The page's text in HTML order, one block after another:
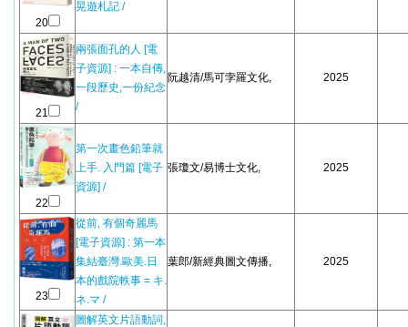
20
晃遊札記 /
21
兩張面孔的人 [電
子資源] : 一本自傳,
一段歷史,一份紀念
/
阮越清/馬可孛羅文化, 2025
22
第一次畫色鉛筆就
上手. 入門篇 [電子
資源] /
張瓊文/易博士文化, 2025
23
從前, 有個奇麗馬
[電子資源] : 第一本
集結臺灣.歐美.日
本的戲院軼事 = キ.
ネ.マ /
葉郎/新經典圖文傳播, 2025
圖解英文片語動詞,